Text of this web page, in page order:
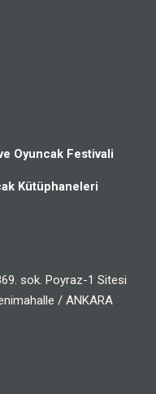
Oyuncak Festivali
Kütüphaneleri
sok. Poyraz-1 Sitesi
/ ANKARA